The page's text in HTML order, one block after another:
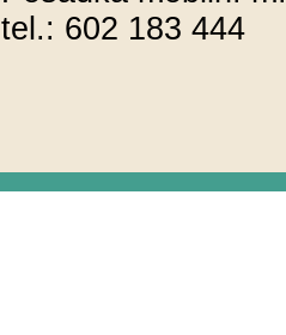
tel.: 602 183 444